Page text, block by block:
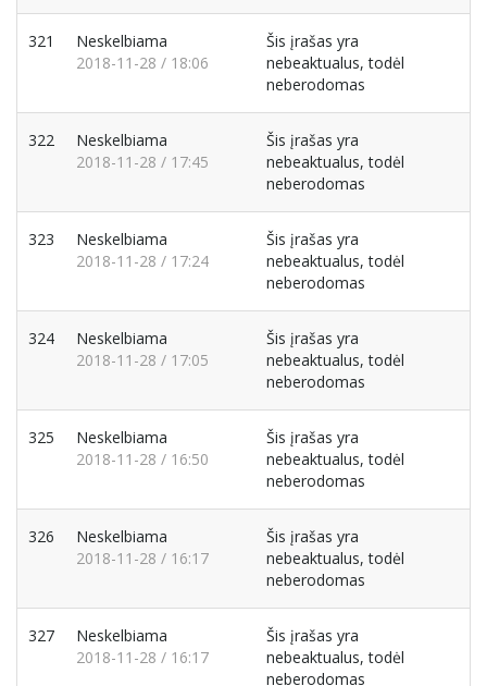
321
Neskelbiama
2018-11-28 / 18:06
Šis įrašas yra
nebeaktualus, todėl
neberodomas
322
Neskelbiama
2018-11-28 / 17:45
Šis įrašas yra
nebeaktualus, todėl
neberodomas
323
Neskelbiama
2018-11-28 / 17:24
Šis įrašas yra
nebeaktualus, todėl
neberodomas
324
Neskelbiama
2018-11-28 / 17:05
Šis įrašas yra
nebeaktualus, todėl
neberodomas
325
Neskelbiama
2018-11-28 / 16:50
Šis įrašas yra
nebeaktualus, todėl
neberodomas
326
Neskelbiama
2018-11-28 / 16:17
Šis įrašas yra
nebeaktualus, todėl
neberodomas
327
Neskelbiama
2018-11-28 / 16:17
Šis įrašas yra
nebeaktualus, todėl
neberodomas